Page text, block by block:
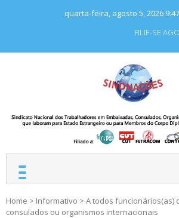
quarta-feira, agosto 5, 2026
FILIE-SE
Home > Informativo > A todos funcionários(as)
consulados ou organismos internacionais